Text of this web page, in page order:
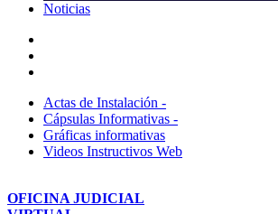
Noticias
Actas de Instalación -
Cápsulas Informativas -
Gráficas informativas
Videos Instructivos Web
OFICINA JUDICIAL